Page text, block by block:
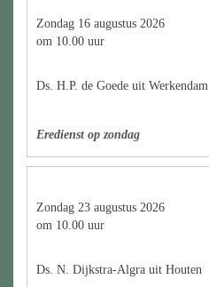
Zondag 16 augustus 2026
om 10.00 uur
Ds. H.P. de Goede uit Werkendam
Eredienst op zondag
Zondag 23 augustus 2026
om 10.00 uur
Ds. N. Dijkstra-Algra uit Houten